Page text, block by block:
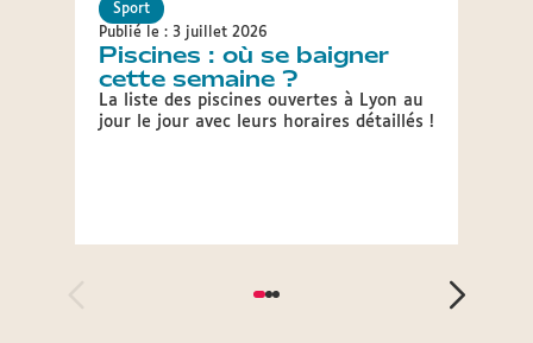
Sport
Publié le : 3 juillet 2026
Piscines : où se baigner
cette semaine ?
La liste des piscines ouvertes à Lyon au
jour le jour avec leurs horaires détaillés !